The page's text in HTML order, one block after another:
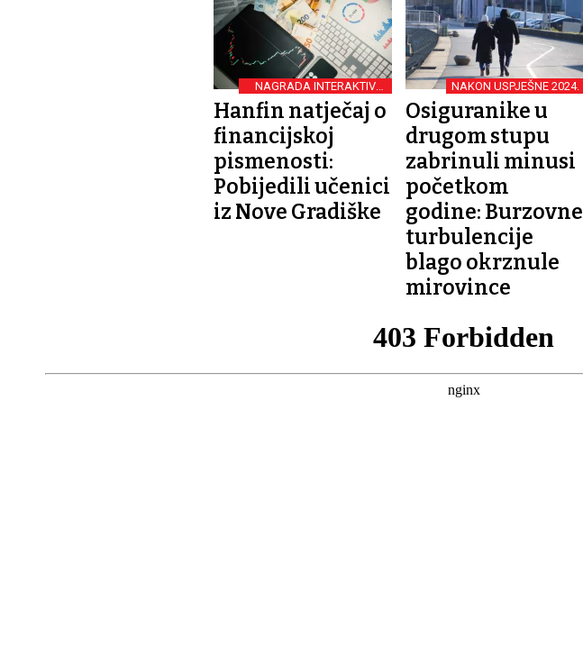
NAGRADA INTERAKTIVNI
ZASLON
Hanfin natječaj o
financijskoj
pismenosti:
Pobijedili učenici
iz Nove Gradiške
NAKON USPJEŠNE 2024.
Osiguranike u
drugom stupu
zabrinuli minusi
početkom
godine: Burzovne
turbulencije
blago okrznule
mirovince